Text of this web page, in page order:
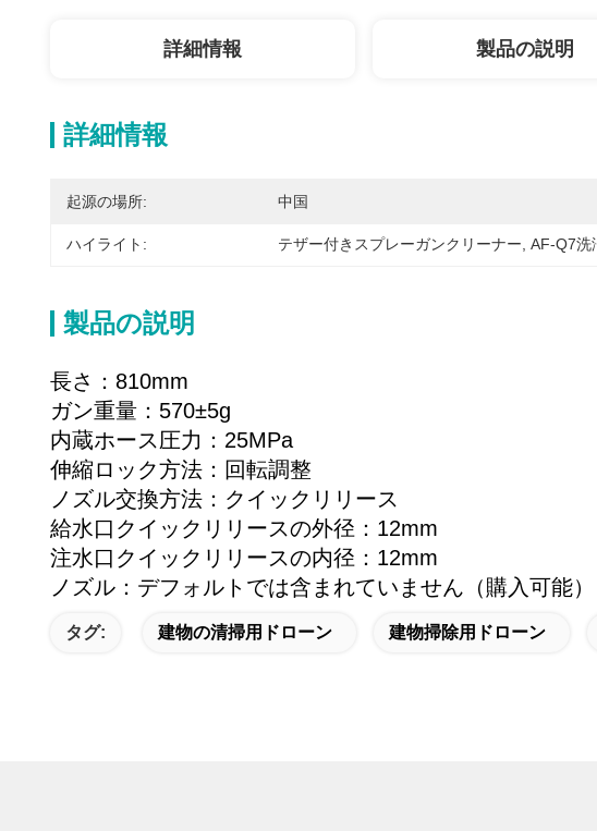
詳細情報 製品の説明
詳細情報
起源の場所: 中国
ハイライト: テザー付きスプレーガンクリーナー AF-Q7洗
製品の説明
長さ：810mm
ガン重量：570±5g
内蔵ホース圧力：25MPa
伸縮ロック方法：回転調整
ノズル交換方法：クイックリリース
給水口クイックリリースの外径：12mm
注水口クイックリリースの内径：12mm
ノズル：デフォルトでは含まれていません（購入可能）
タグ: 建物の清掃用ドローン 建物掃除用ドローン